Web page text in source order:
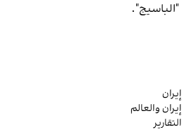
"الباسيج".
إيران
إيران والعالم
التقارير